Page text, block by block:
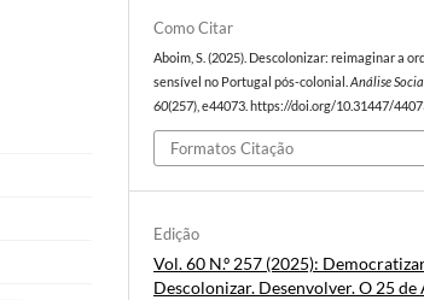
Como Citar
Aboim, S. (2025). Descolonizar: reimaginar a
sensível no Portugal pós-colonial.Análise
60(257), e44073. https://doi.org/10.31447/
Formatos Citação
Edição
Vol. 60 N.º 257 (2025):
Descolonizar. Desenvolver. O 25 de